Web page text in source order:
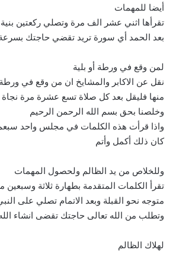
أيضا للمهمات
تقرأها اثني عشر الف مرة وتصلي ركعتين بنية
بعد الحمد أي سورة تريد تقضي حاجتك بسرعة
لمن وقع في ورطة أو بلية
نقل عن الاكابر والمشايخ ان من وقع في ورطة
منها فليقل بعد كل صلاة تسع عشرة مرة نجاة
وخلصنا بحق بسم الله الرحمن الرحيم
واذا قرأت هذه الكلمات في مجلس واحد
كان ذلك أكمل وأتم
وللخلاص من يد الظالم ولحصول المهمات
تقرأ الكلمات المتقدمة بطهارة ثلاثة
متوجه نحو القبلة وبعد الاتمام تصلي على
وتطلب من الله تعالى حاجتك تقضى انشاء
لهلاك الظالم